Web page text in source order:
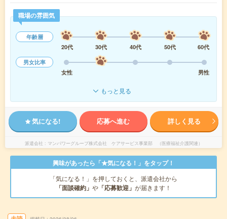
職場の雰囲気
年齢層
20代
30代 40代 50代
60代
男女比率
女性
男性
もっと見る
気になる! 応募へ進む 詳しく見る
派遣会社 マンパワーグループ株式会社 ケアサービス事業部 （医療福祉介護関連）
興味があったら「★気になる！」をタップ！
「気になる！」を押しておくと、派遣会社から
「面談確約」 や 「応募歓迎」 が届きます！